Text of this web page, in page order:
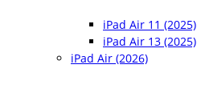
iPad Air 11 (2025)
iPad Air 13 (2025)
iPad Air (2026)